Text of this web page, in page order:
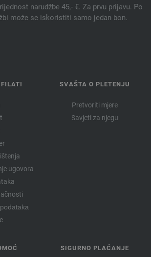
narudžbe 45,- €. Za prvu prijavu. Po
može se iskoristiti samo jedan bon.
ugovora
SVAŠTA O PLETENJU
Pretvoriti mjere
Savjeti za njegu
SIGURNO PLAĆANJE